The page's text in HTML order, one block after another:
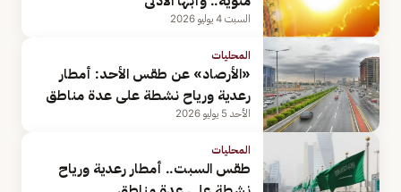
السبت 4 يوليو 2026
المحليات
«الأرصاد» عن طقس الأحد: أمطار
رعدية ورياح نشطة على عدة مناطق
الأحد 5 يوليو 2026
المحليات
طقس السبت.. أمطار رعدية ورياح